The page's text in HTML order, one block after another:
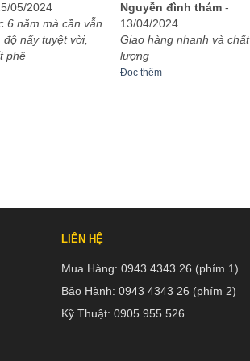
05/2024
6 năm mà cần vẫn
nẩy tuyệt vời,
phê
Được xếp
hạng55
sao
Nguyễn đình thám-
13/04/2024
Giao hàng nhanh và chất
lượng
Đọc thêm
LIÊN HỆ
Mua Hàng:0943 4343 26 (phím 1)
Bảo Hành:0943 4343 26 (phím 2)
Kỹ Thuật:0905 955 526